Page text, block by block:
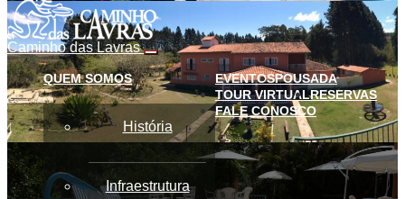
Caminho das Lavras
Alternação
de
menu
QUEM SOMOS
História
Infraestrutura
EVENTOSPOUSADA
TOUR VIRTUALRESERVAS
FALE CONOSCO